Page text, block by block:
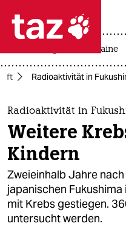
 taz
taz
themen
politik
öko
gesellschaft
kultur
krieg in der ukraine
Radioaktivität in
Radioaktivität in
Weitere
Kindern
Zweieinhalb Jahre
japanischen
mit Krebs gestiegen.
untersucht werden.